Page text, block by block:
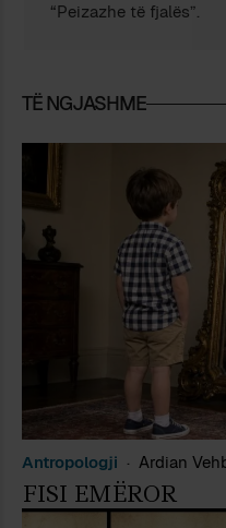
“Peizazhe të fjalës”.
TË NGJASHME
Antropologji Ardian
FISI EMËROR